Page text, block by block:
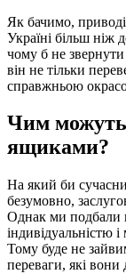
Як бачимо,
Україні більш ніж
чому б не
він не тільки
справжньою
Чим можуть
ящиками?
На який би
безумовно,
Однак ми подбали
індивідуальністю
Тому буде не
переваги, які